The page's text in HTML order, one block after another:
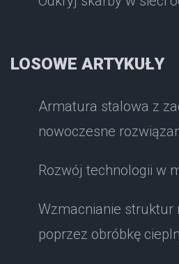
LOSOWE ARTYKUŁY
Armatura stalowa z
nowoczesne
Rozwój technologii w
Wzmacnianie struktur
poprzez obróbkę